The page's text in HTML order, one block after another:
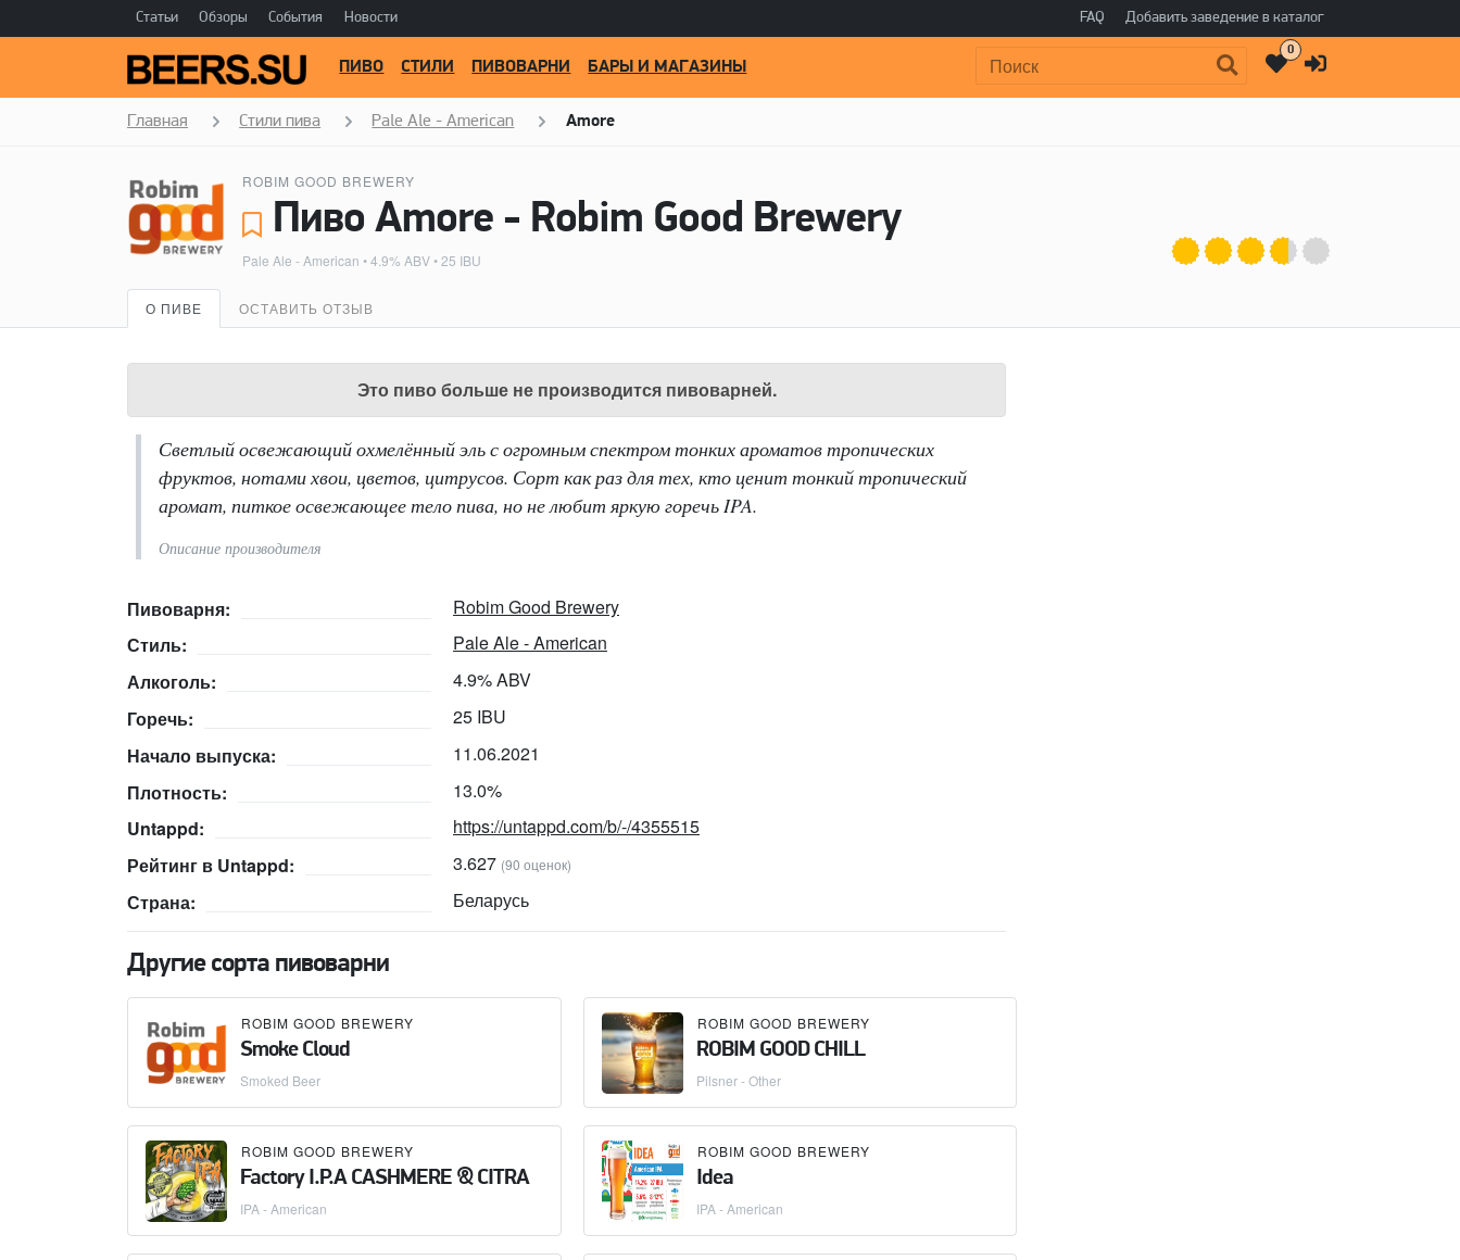
Статьи Обзоры События Новости FAQ Добавить заведение в каталог
Поиск:
ПИВО СТИЛИ ПИВОВАРНИ БАРЫ И МАГАЗИНЫ
0
Главная Стили пива Pale Ale - American Amore
ROBIM GOOD BREWERY
Пиво Amore - Robim Good Brewery
Pale Ale - American • 4.9% ABV • 25 IBU
О ПИВЕ ОСТАВИТЬ ОТЗЫВ
Это пиво больше не производится пивоварней.
Светлый освежающий охмелённый эль с огромным спектром тонких ароматов тропических
фруктов, нотами хвои, цветов, цитрусов. Сорт как раз для тех, кто ценит тонкий тропический
аромат, питкое освежающее тело пива, но не любит яркую горечь IPA.
Описание производителя
Пивоварня:
Robim Good Brewery
Стиль:
Pale Ale - American
Алкоголь:
4.9% ABV
Горечь:
25 IBU
Начало выпуска:
11.06.2021
Плотность:
13.0%
Untappd:
https://untappd.com/b/-/4355515
Рейтинг в Untappd:
3.627 (90 оценок)
Страна: Беларусь
Другие сорта пивоварни
ROBIM GOOD BREWERY
Smoke Cloud
Smoked Beer
ROBIM GOOD BREWERY
ROBIM GOOD CHILL
Pilsner - Other
ROBIM GOOD BREWERY
Factory I.P.A CASHMERE & CITRA
IPA - American
ROBIM GOOD BREWERY
Idea
IPA - American